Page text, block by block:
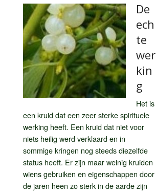
De
ech
te
wer
kin
g
Het is
een kruid dat een zeer sterke spirituele
werking heeft. Een kruid dat niet voor
niets heilig werd verklaard en in
sommige kringen nog steeds diezelfde
status heeft. Er zijn maar weinig kruiden
wiens gebruiken en eigenschappen door
de jaren heen zo sterk in de aarde zijn